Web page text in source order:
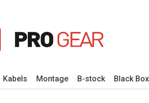
Kabels Montage B-stock Black Box